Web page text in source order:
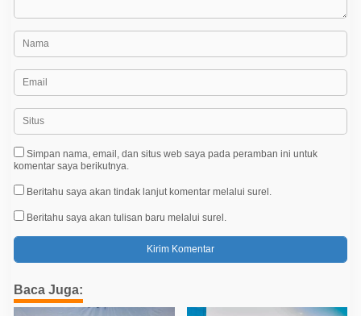
Simpan nama, email, dan situs web saya pada peramban ini untuk
komentar saya berikutnya.
Beritahu saya akan tindak lanjut komentar melalui surel.
Beritahu saya akan tulisan baru melalui surel.
Baca Juga: